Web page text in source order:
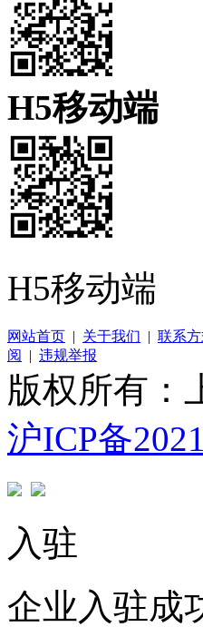
H5移动端
H5移动端
网站首页 | 关于我们 | 联系
阅
| 违规举报
版权所有：
沪ICP备
入驻
企业入驻成